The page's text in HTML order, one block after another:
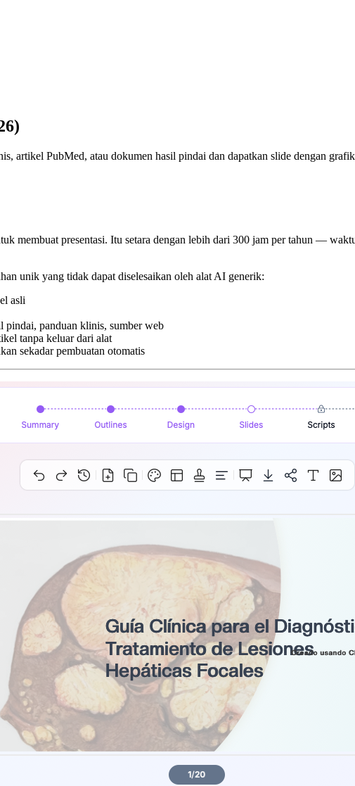
artikel PubMed, atau dokumen hasil pindai dan dapatkan slide dengan
membuat presentasi. Itu setara dengan lebih dari 300 jam per tahun —
unik yang tidak dapat diselesaikan oleh alat AI generik:
asli
panduan klinis, sumber web
tanpa keluar dari alat
sekadar pembuatan otomatis